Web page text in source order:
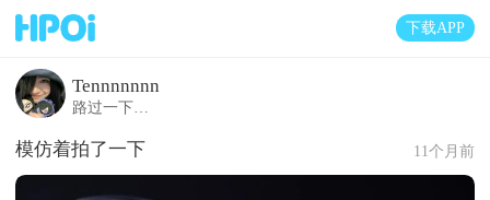
下载APP
Tennnnnnn
路过一下…
模仿着拍了一下 11个月前